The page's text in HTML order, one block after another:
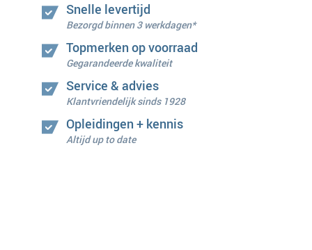
Snelle levertijd
Bezorgd binnen 3 werkdagen*
Topmerken op voorraad
Gegarandeerde kwaliteit
Service & advies
Klantvriendelijk sinds 1928
Opleidingen + kennis
Altijd up to date